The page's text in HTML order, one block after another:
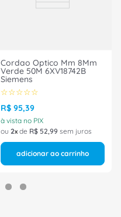
Cordao Optico Mm 8Mm
Verde 50M 6XV18742B
Siemens
☆☆☆☆☆
R$ 95,39
à vista no PIX
ou 2 de R$ 52,99 sem juros
adicionar ao carrinho